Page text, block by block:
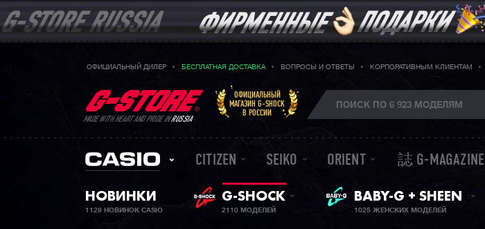
ОФИЦИАЛЬНЫЙ ДИЛЕР БЕСПЛАТНАЯ ДОСТАВКА ВОПРОСЫ И ОТВЕТЫ КОРПОРАТИВНЫМ КЛИЕНТАМ
MADE WITH HEART AND PRIDE INRUSSIA
ОФИЦИАЛЬНЫЙ
МАГАЗИН G-SHOCK
В РОССИИ
CITIZEN SEIKO ORIENT 誌 G-MAGAZINE
НОВИНКИ
1129 НОВИНОК CASIO
G-SHOCK
2110 МОДЕЛЕЙ
ЖЕНСКИЕ ЧАСЫ
BABY-G + SHEEN
1025 ЖЕНСКИХ МОДЕЛЕЙ